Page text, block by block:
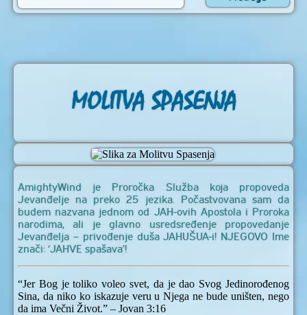
MOLITVA SPASENJA
AmightyWind je Proročka Služba koja propoveda
Jevanđelje na preko 25 jezika. Počastvovana sam da
budem nazvana jednom od JAH-ovih Apostola i Proroka
narodima, ali je glavno usredsređenje propovedanje
Jevanđelja – privođenje duša JAHUŠUA-i! NJEGOVO Ime
znači: ‘JAHVE spašava’!
“Jer Bog je toliko voleo svet, da je dao Svog Jedinorođenog
Sina, da niko ko iskazuje veru u Njega ne bude uništen, nego
da ima Večni Život.” – Jovan 3:16